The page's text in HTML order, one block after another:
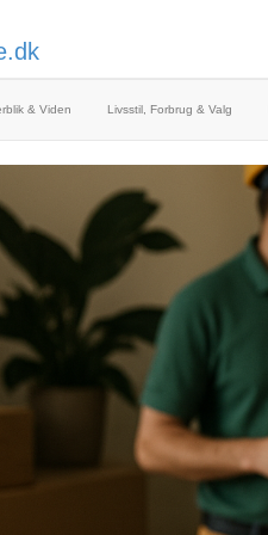
& Viden Livsstil, Forbrug & Valg